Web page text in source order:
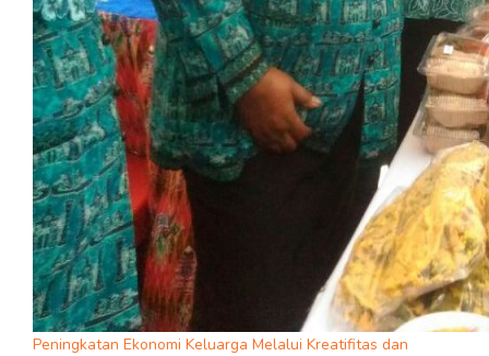
Peningkatan Ekonomi Keluarga Melalui Kreatifitas dan